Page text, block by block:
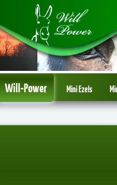
Will-Power Mini Ezels